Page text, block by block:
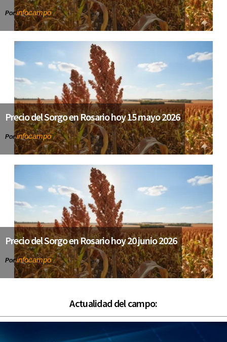
Porinfocampo
Precio del Sorgo en Rosario hoy 15 mayo 2026
Porinfocampo
Precio del Sorgo en Rosario hoy 20 junio 2026
Porinfocampo
Actualidad del campo: